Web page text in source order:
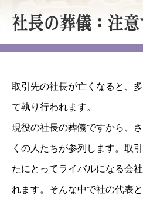
取引先の社長が亡くなると、
て執り行われます。
現役の社長の葬儀ですから、
くの人たちが参列します。取
たにとってライバルになる会
れます。そんな中で社の代表